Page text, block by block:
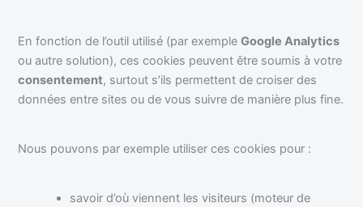
En fonction de l’outil utilisé (par exempleGoogle Analytics
ou autre solution), ces cookies peuvent être soumis à votre
consentement, surtout s’ils permettent de croiser des
données entre sites ou de vous suivre de manière plus fine.
Nous pouvons par exemple utiliser ces cookies pour :
savoir d’où viennent les visiteurs (moteur de